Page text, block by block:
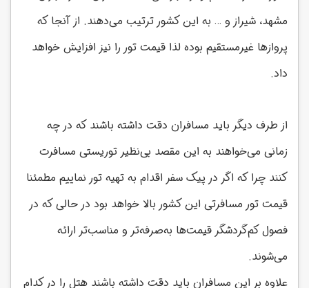
مشهد، شیراز و … به این کشور ترتیب می‌دهند. از آنجا که
پروازها غیرمستقیم بوده لذا قیمت تور را نیز افزایش خواهد
داد.
از طرف دیگر باید مسافران دقت داشته باشند که در چه
زمانی می‌خواهند به این مقصد بی‌نظیر توریستی مسافرت
کنند چرا که اگر در پیک سفر اقدام به تهیه تور نماییم مطمئنا
قیمت تور مسافرتی این کشور بالا خواهد بود در حالی که در
فصول کم‌گردشگر قیمت‌ها به‌صرفه‌تر و مناسب‌تر ارائه
می‌شوند.
علاوه بر این مسافران باید دقت داشته باشند هتل را در کدام